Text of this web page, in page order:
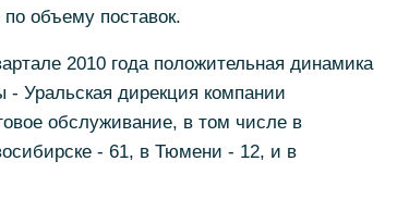
объему поставок.
2010 года положительная динамика
Уральская дирекция компании
обслуживание, в том числе в
- 61, в Тюмени - 12, и в